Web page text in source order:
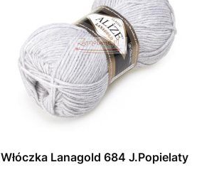
Włóczka Lanagold 684 J.Popielaty